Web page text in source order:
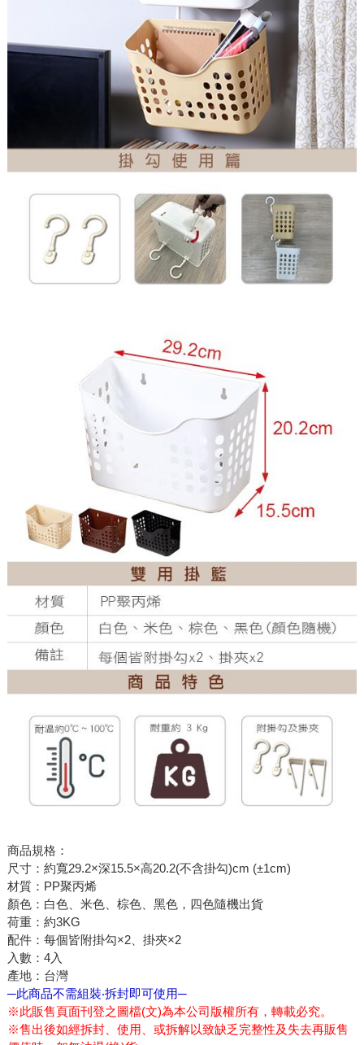
商品規格：
尺寸：約寬29.2×深15.5×高20.2(不含掛勾)cm (±1cm)
材質：PP聚丙烯
顏色：白色、米色、棕色、黑色，四色隨機出貨
荷重：約3KG
配件：每個皆附掛勾×2、掛夾×2
入數：4入
產地：台灣
─此商品不需組裝‧拆封即可使用─
※此販售頁面刊登之圖檔(文)為本公司版權所有，轉載必究。
※售出後如經拆封、使用、或拆解以致缺乏完整性及失去再販售